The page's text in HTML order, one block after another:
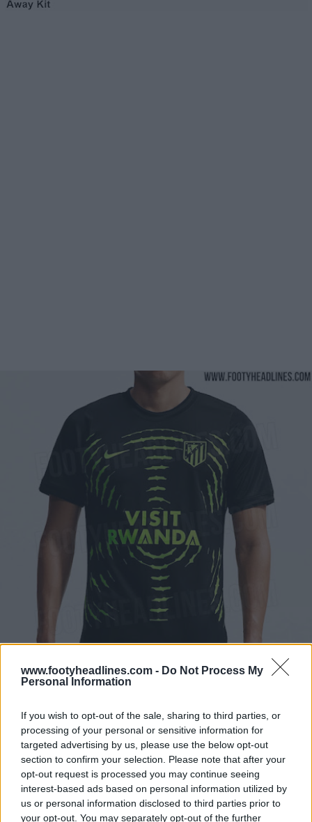
www.footyheadlines.com - Do Not Process My
Personal Information
If you wish to opt-out of the sale, sharing to third parties, or
processing of your personal or sensitive information for
targeted advertising by us, please use the below opt-out
section to confirm your selection. Please note that after your
opt-out request is processed you may continue seeing
interest-based ads based on personal information utilized by
us or personal information disclosed to third parties prior to
your opt-out. You may separately opt-out of the further
18 de May de 2026
Presentada la camiseta visitante del Atlético de Madrid 26-27
18 de May de 2026